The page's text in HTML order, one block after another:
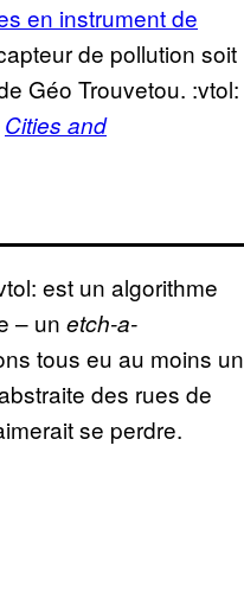
en instrument de
de pollution soit
Géo Trouvetou. :vtol:
Cities and
est un algorithme
– un etch-a-
tous eu au moins un
des rues de
se perdre.